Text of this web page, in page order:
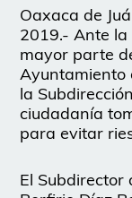
Oaxaca de
2019.- Ante la
mayor parte
Ayuntamiento
la
ciudadanía
para evitar
El Subdirector